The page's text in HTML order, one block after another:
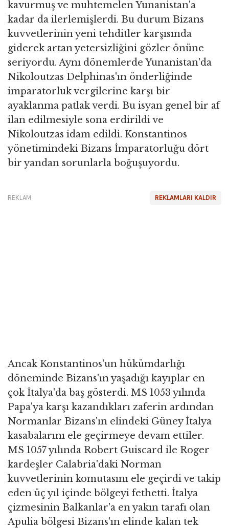
kavurmuş ve muhtemelen Yunanistan'a
kadar da ilerlemişlerdi. Bu durum Bizans
kuvvetlerinin yeni tehditler karşısında
giderek artan yetersizliğini gözler önüne
seriyordu. Aynı dönemlerde Yunanistan'da
Nikoloutzas Delphinas'ın önderliğinde
imparatorluk vergilerine karşı bir
ayaklanma patlak verdi. Bu isyan genel bir af
ilan edilmesiyle sona erdirildi ve
Nikoloutzas idam edildi. Konstantinos
yönetimindeki Bizans İmparatorluğu dört
bir yandan sorunlarla boğuşuyordu.
REKLAMLARI KALDIR
REKLAM
Ancak Konstantinos'un hükümdarlığı
döneminde Bizans'ın yaşadığı kayıplar en
çok İtalya'da baş gösterdi. MS 1053 yılında
Papa'ya karşı kazandıkları zaferin ardından
Normanlar Bizans'ın elindeki Güney İtalya
kasabalarını ele geçirmeye devam ettiler.
MS 1057 yılında Robert Guiscard ile Roger
kardeşler Calabria'daki Norman
kuvvetlerinin komutasını ele geçirdi ve takip
eden üç yıl içinde bölgeyi fethetti. İtalya
çizmesinin Balkanlar'a en yakın tarafı olan
Apulia bölgesi Bizans'ın elinde kalan tek